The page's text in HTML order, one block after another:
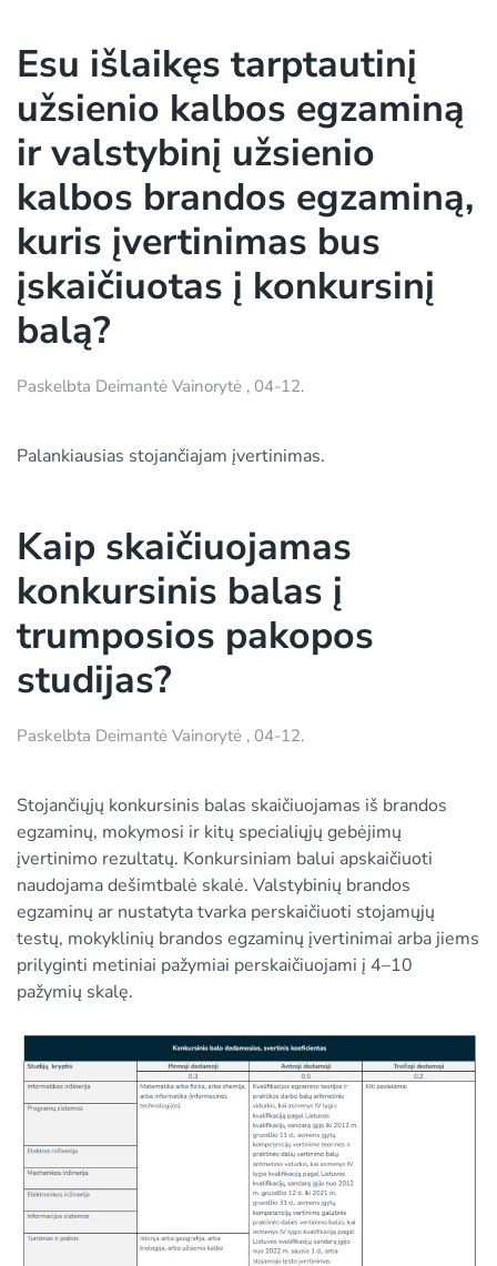
Esu išlaikęs tarptautinį
užsienio kalbos egzaminą
ir valstybinį užsienio
kalbos brandos egzaminą,
kuris įvertinimas bus
įskaičiuotas į konkursinį
balą?
Paskelbta Deimantė Vainorytė , 04-12.
Palankiausias stojančiajam įvertinimas.
Kaip skaičiuojamas
konkursinis balas į
trumposios pakopos
studijas?
Paskelbta Deimantė Vainorytė , 04-12.
Stojančiųjų konkursinis balas skaičiuojamas iš brandos
egzaminų, mokymosi ir kitų specialiųjų gebėjimų
įvertinimo rezultatų. Konkursiniam balui apskaičiuoti
naudojama dešimtbalė skalė. Valstybinių brandos
egzaminų ar nustatyta tvarka perskaičiuoti stojamųjų
testų, mokyklinių brandos egzaminų įvertinimai arba jiems
prilyginti metiniai pažymiai perskaičiuojami į 4–10
pažymių skalę.